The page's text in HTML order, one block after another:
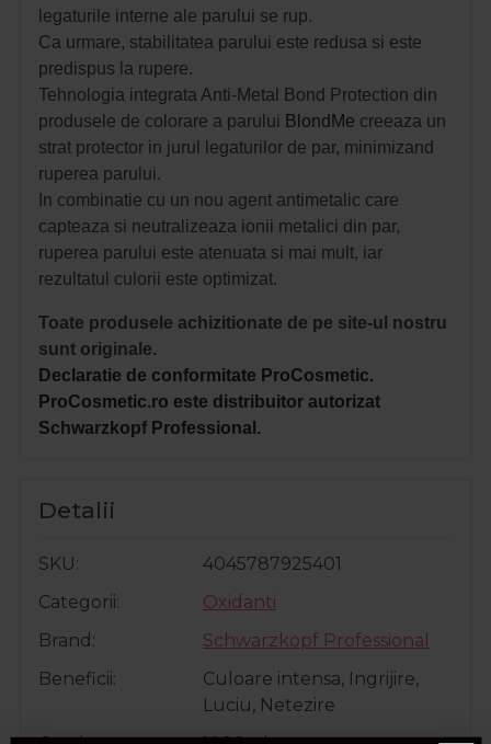
legaturile interne ale parului se rup.
Ca urmare, stabilitatea parului este redusa si este
predispus la rupere.
Tehnologia integrata Anti-Metal Bond Protection din
produsele de colorare a parului BlondMe creeaza un
strat protector in jurul legaturilor de par, minimizand
ruperea parului.
In combinatie cu un nou agent antimetalic care
capteaza si neutralizeaza ionii metalici din par,
ruperea parului este atenuata si mai mult, iar
rezultatul culorii este optimizat.
Toate produsele achizitionate de pe site-ul nostru
sunt originale.
Declaratie de conformitate ProCosmetic.
ProCosmetic.ro este distribuitor autorizat
Schwarzkopf Professional.
Detalii
SKU
4045787925401
Categorii
Oxidanti
Brand
Schwarzkopf Professional
Beneficii
Culoare intensa, Ingrijire,
Luciu, Netezire